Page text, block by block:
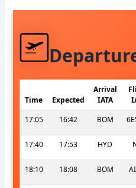
Time Expected
Arrival
IATA
17:05
16:42 BOM
17:40 17:53 HYD
18:10 18:08 BOM